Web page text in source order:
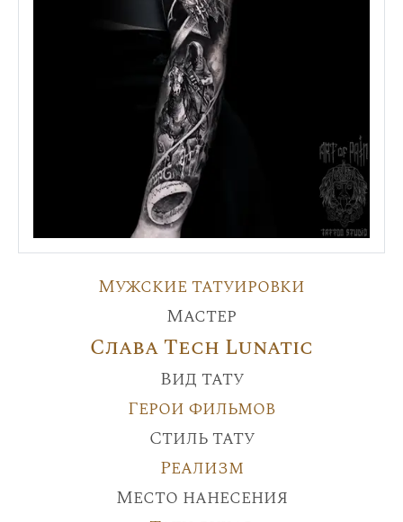
Мужские татуировки
Мастер
Слава Tech Lunatic
Вид тату
Герои фильмов
Стиль тату
Реализм
Место нанесения